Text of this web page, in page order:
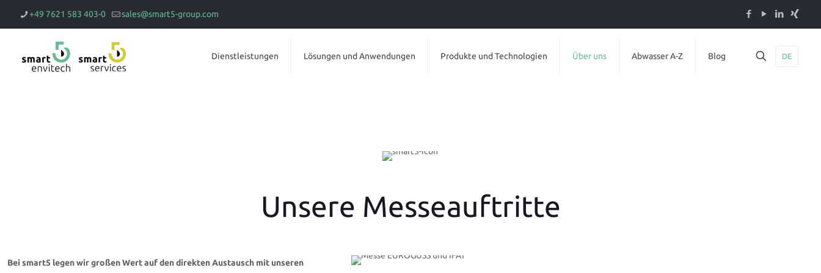
+49 7621 583 403-0 sales@smart5-group.com
Dienstleistungen Lösungen und Anwendungen Produkte und Technologien Über uns Abwasser A-Z Blog DE
Unsere Messeauftritte
Bei smart5 legen wir großen Wert auf den direkten Austausch mit unseren